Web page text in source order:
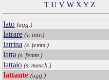
T U V W X Y Z
lato (agg.)
latrare (v. intr.)
latrina (s. femm.)
latta (s. femm.)
lattaio (s. masch.)
lattante (agg.)